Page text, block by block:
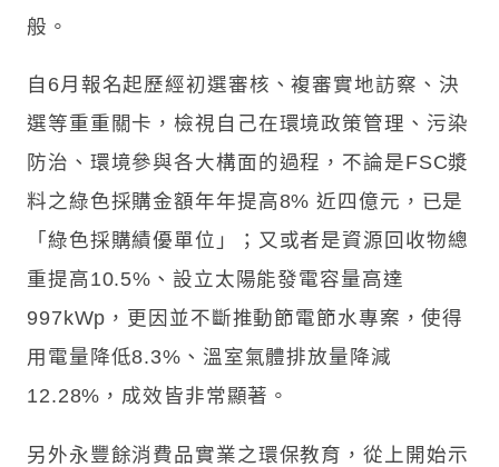
般。
自6月報名起歷經初選審核、複審實地訪察、決
選等重重關卡，檢視自己在環境政策管理、污染
防治、環境參與各大構面的過程，不論是FSC漿
料之綠色採購金額年年提高8% 近四億元，已是
「綠色採購績優單位」；又或者是資源回收物總
重提高10.5%、設立太陽能發電容量高達
997kWp，更因並不斷推動節電節水專案，使得
用電量降低8.3%、溫室氣體排放量降減
12.28%，成效皆非常顯著。
另外永豐餘消費品實業之環保教育，從上開始示